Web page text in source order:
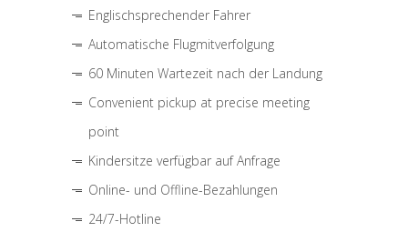
Englischsprechender Fahrer
Automatische Flugmitverfolgung
60 Minuten Wartezeit nach der Landung
Convenient pickup at precise meeting
point
Kindersitze verfügbar auf Anfrage
Online- und Offline-Bezahlungen
24/7-Hotline